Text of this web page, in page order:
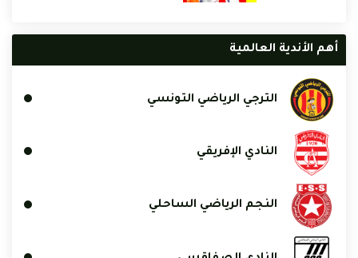
أهم الأندية العالمية
الترجي الرياضي التونسي
النادي الإفريقي
النجم الرياضي الساحلي